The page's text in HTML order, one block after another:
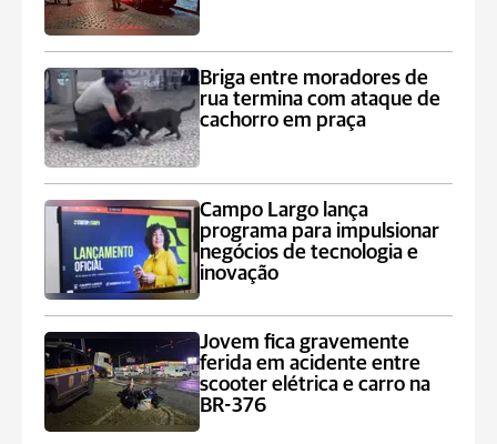
Briga entre moradores de
rua termina com ataque de
cachorro em praça
Campo Largo lança
programa para impulsionar
negócios de tecnologia e
inovação
Jovem fica gravemente
ferida em acidente entre
scooter elétrica e carro na
BR-376